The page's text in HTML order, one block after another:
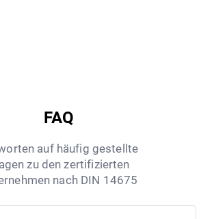
FAQ
auf häufig gestellte
zu den zertifizierten
nach DIN 14675